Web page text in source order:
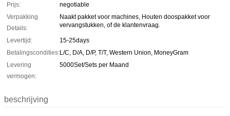
Prijs:
negotiable
Verpakking
Details:
Naakt pakket voor machines, Houten doospakket voor
vervangstukken, of de klantenvraag.
Levertijd:
15-25days
Betalingscondities:L/C, D/A, D/P, T/T, Western Union, MoneyGram
Levering
vermogen:
5000Set/Sets per Maand
beschrijving